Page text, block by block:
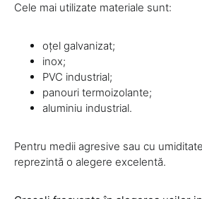
Cele mai utilizate materiale sunt:
oțel galvanizat;
inox;
PVC industrial;
panouri termoizolante;
aluminiu industrial.
Pentru medii agresive sau cu
reprezintă o alegere excelentă.